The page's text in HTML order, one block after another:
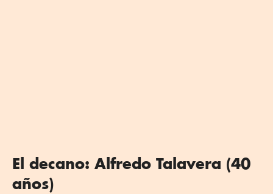
El decano: Alfredo Talavera (40
años)